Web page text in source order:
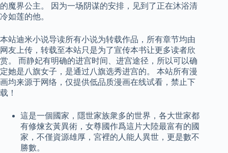
的魔界公主。 因为一场阴谋的安排，见到了正在沐浴清
冷如莲的他。
本站迪米小说导读所有小说为转载作品，所有章节均由
网友上传，转载至本站只是为了宣传本书让更多读者欣
赏。 而静妃有明确的进宫时间、进宫途径，所以可以确
定她是八旗女子，是通过八旗选秀进宫的。 本站所有漫
画均来源于网络，仅提供低品质漫画在线试看，禁止下
载！
這是一個國家，隱世家族衆多的世界，各大世家都
有修煉玄黃異術，女尊國作爲這片大陸最富有的國
家，不僅資源雄厚，宮裡的人能人異世，更是數不
勝數。